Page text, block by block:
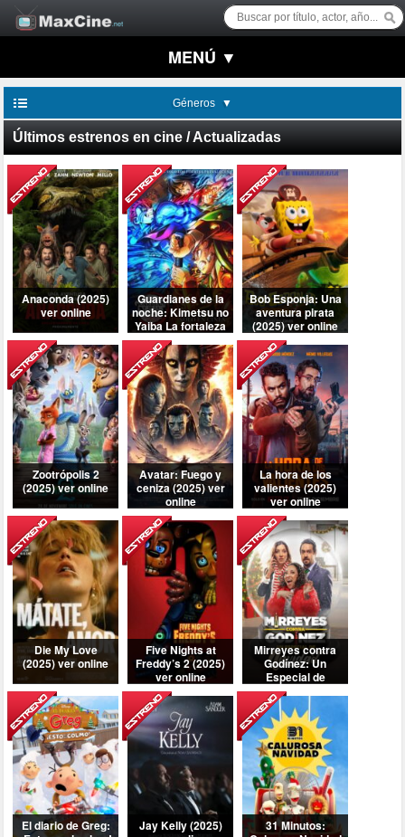
MENÚ ▼
Géneros
Últimos estrenos en cine / Actualizadas